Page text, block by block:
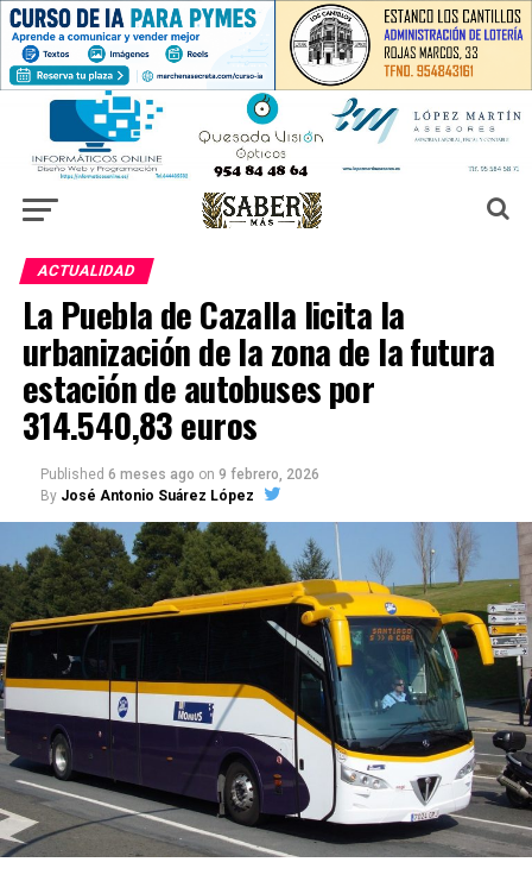
ACTUALIDAD
La Puebla de Cazalla licita la
urbanización de la zona de la futura
estación de autobuses por
314.540,83 euros
Published 6 meses ago on 9 febrero, 2026
By José Antonio Suárez López